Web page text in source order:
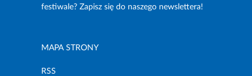
festiwale? Zapisz się do naszego newslettera!
MAPA STRONY
RSS